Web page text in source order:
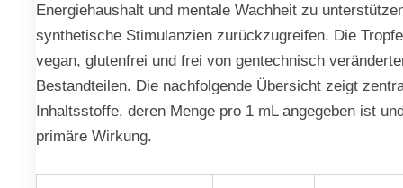
Energiehaushalt und mentale Wachheit zu
synthetische Stimulanzien zurückzugreifen. Die
vegan, glutenfrei und frei von gentechnisch
Bestandteilen. Die nachfolgende Übersicht zeigt
Inhaltsstoffe, deren Menge pro 1 mL angegeben ist
primäre Wirkung.